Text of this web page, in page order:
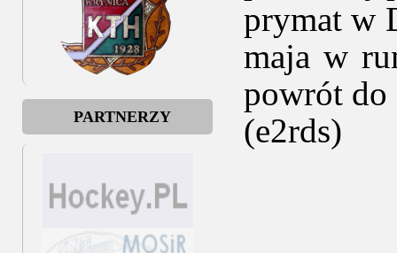
PARTNERZY
prymat w
maja w
powrót do
(e2rds)